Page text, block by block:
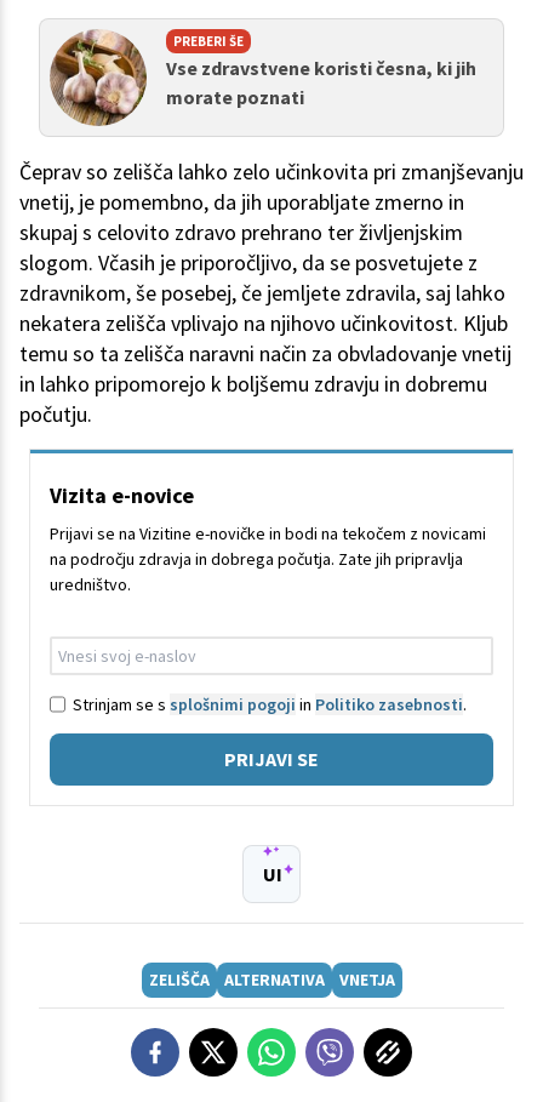
PREBERI ŠE
Vse zdravstvene koristi česna, ki jih
morate poznati
Čeprav so zelišča lahko zelo učinkovita pri zmanjševanju
vnetij, je pomembno, da jih uporabljate zmerno in
skupaj s celovito zdravo prehrano ter življenjskim
slogom. Včasih je priporočljivo, da se posvetujete z
zdravnikom, še posebej, če jemljete zdravila, saj lahko
nekatera zelišča vplivajo na njihovo učinkovitost. Kljub
temu so ta zelišča naravni način za obvladovanje vnetij
in lahko pripomorejo k boljšemu zdravju in dobremu
počutju.
Vizita e-novice
Prijavi se na Vizitine e-novičke in bodi na tekočem z novicami
na področju zdravja in dobrega počutja. Zate jih pripravlja
uredništvo.
Strinjam se s splošnimi pogoji in Politiko zasebnosti.
PRIJAVI SE
UI
ZELIŠČA ALTERNATIVA VNETJA